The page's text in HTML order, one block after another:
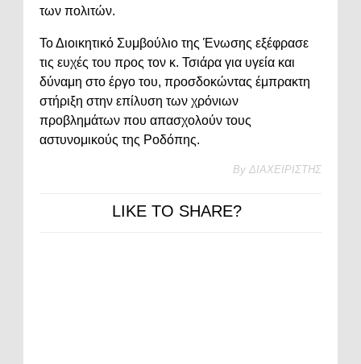
των πολιτών.
Το Διοικητικό Συμβούλιο της Ένωσης εξέφρασε
τις ευχές του προς τον κ. Τσιάρα για υγεία και
δύναμη στο έργο του, προσδοκώντας έμπρακτη
στήριξη στην επίλυση των χρόνιων
προβλημάτων που απασχολούν τους
αστυνομικούς της Ροδόπης.
By ΔΙΑΧΕΙΡΙΣΤΗΣ
LIKE TO SHARE?